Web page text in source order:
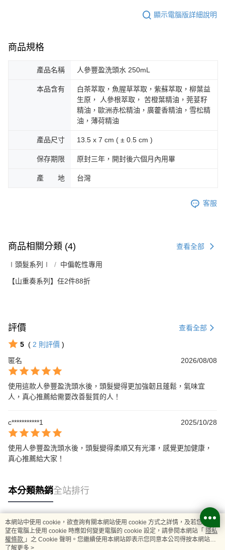
顯示電腦版詳細說明
商品規格
產品名稱 人參豐盈洗頭水 250mL
本品含有
白茶萃取，魚腥草萃取，紫蘇萃取，柳葉益
生原， 人參根萃取， 苦橙葉精油，莞荽籽
精油，歐洲赤松精油，廣藿香精油，雪松精
油，薄荷精油
產品尺寸 13.5 x 7 cm ( ± 0.5 cm )
保存期限 原封三年，開封後六個月內用畢
產 地 台灣
客服
商品相關分類 (4) 查看全部
∣頭髮系列∣ 中偏乾性專用
【山重奏系列】任2件88折
評價 查看全部
5 ( 2 則評價 )
匿名
2026/08/08
使用這款人參豐盈洗頭水後，頭髮變得更加強韌且蓬鬆，氣味宜
人，真心推薦給需要改善髮質的人！
c***********1 2025/10/28
使用人參豐盈洗頭水後，頭髮變得柔順又有光澤，感覺更加健康，
真心推薦給大家！
本分類熱銷全站排行
熱門標籤
本網站中使用 cookie，欲查詢有關本網站使用 cookie 方式之詳情，及若您不希
望在電腦上使用 cookie 時應如何變更電腦的 cookie 設定，請參閱本網站「 隱私
權條款 」之 Cookie 聲明。您繼續使用本網站即表示您同意本公司得按本網站使
用條款之 Cookie 聲明使用 cookie。
了解更多 >